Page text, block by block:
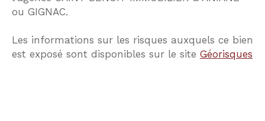
ou GIGNAC.
Les informations sur les risques auxquels ce bien
est exposé sont disponibles sur le site Géorisques